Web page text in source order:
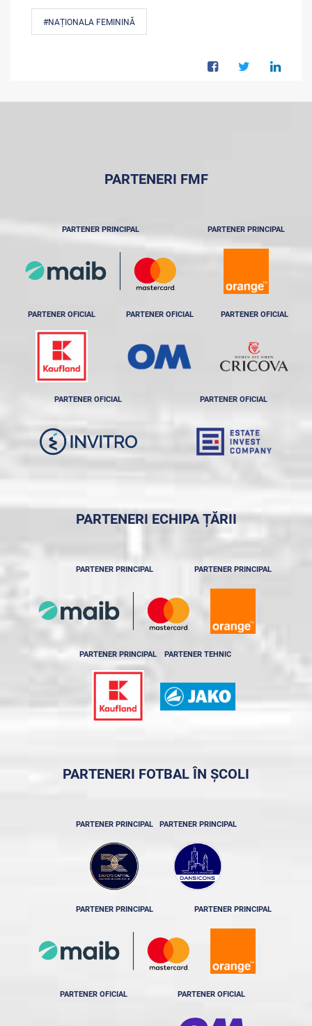
#NAȚIONALA FEMININĂ
PARTENERI FMF
PARTENER PRINCIPAL PARTENER PRINCIPAL
PARTENER OFICIAL PARTENER OFICIAL PARTENER OFICIAL
PARTENER OFICIAL PARTENER OFICIAL
PARTENERI ECHIPA ȚĂRII
PARTENER PRINCIPAL PARTENER PRINCIPAL
PARTENER PRINCIPAL PARTENER TEHNIC
PARTENERI FOTBAL ÎN ȘCOLI
PARTENER PRINCIPAL PARTENER PRINCIPAL
PARTENER PRINCIPAL PARTENER PRINCIPAL
PARTENER OFICIAL PARTENER OFICIAL